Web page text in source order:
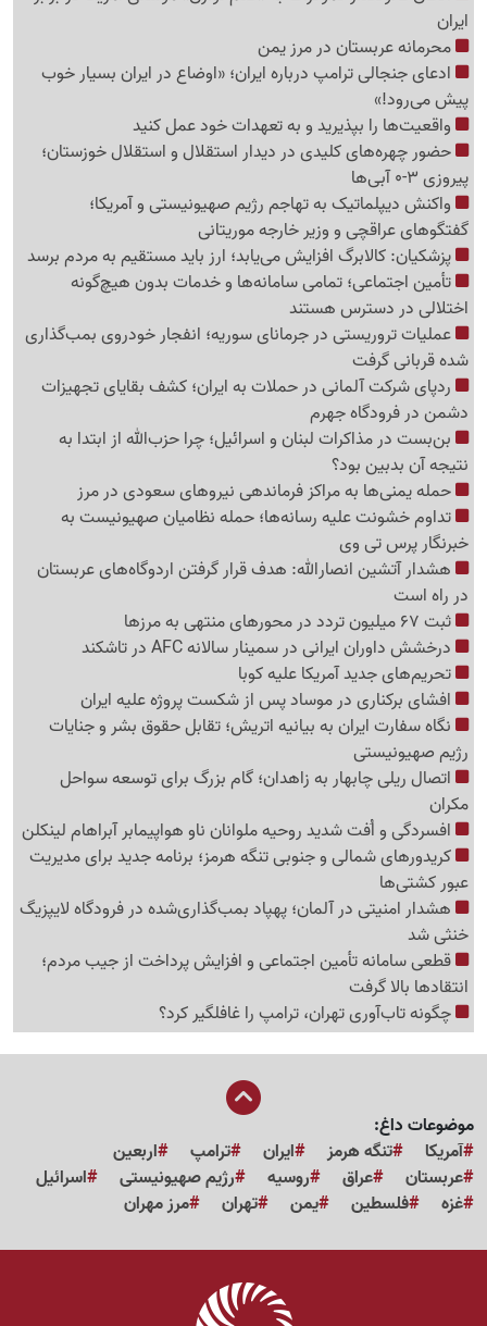
ایران
محرمانه عربستان در مرز یمن
ادعای جنجالی ترامپ درباره ایران؛ «اوضاع در ایران بسیار خوب
پیش می‌رود!»
واقعیت‌ها را بپذیرید و به تعهدات خود عمل کنید
حضور چهره‌های کلیدی در دیدار استقلال و استقلال خوزستان؛
پیروزی 3-0 آبی‌ها
واکنش دیپلماتیک به تهاجم رژیم صهیونیستی و آمریکا؛
گفتگوهای عراقچی و وزیر خارجه موریتانی
پزشکیان: کالابرگ افزایش می‌یابد؛ ارز باید مستقیم به مردم برسد
تأمین اجتماعی؛ تمامی سامانه‌ها و خدمات بدون هیچ‌گونه
اختلالی در دسترس هستند
عملیات تروریستی در جرمانای سوریه؛ انفجار خودروی بمب‌گذاری
شده قربانی گرفت
ردپای شرکت آلمانی در حملات به ایران؛ کشف بقایای تجهیزات
دشمن در فرودگاه جهرم
بن‌بست در مذاکرات لبنان و اسرائیل؛ چرا حزب‌الله از ابتدا به
نتیجه آن بدبین بود؟
حمله یمنی‌ها به مراکز فرماندهی نیروهای سعودی در مرز
تداوم خشونت علیه رسانه‌ها؛ حمله نظامیان صهیونیست به
خبرنگار پرس تی وی
هشدار آتشین انصارالله: هدف قرار گرفتن اردوگاه‌های عربستان
در راه است
ثبت 67 میلیون تردد در محورهای منتهی به مرزها
درخشش داوران ایرانی در سمینار سالانه AFC در تاشکند
تحریم‌های جدید آمریکا علیه کوبا
افشای برکناری در موساد پس از شکست پروژه علیه ایران
نگاه سفارت ایران به بیانیه اتریش؛ تقابل حقوق بشر و جنایات
رژیم صهیونیستی
اتصال ریلی چابهار به زاهدان؛ گام بزرگ برای توسعه سواحل
مکران
افسردگی و اُفت شدید روحیه ملوانان ناو هواپیمابر آبراهام لینکلن
کریدورهای شمالی و جنوبی تنگه هرمز؛ برنامه جدید برای مدیریت
عبور کشتی‌ها
هشدار امنیتی در آلمان؛ پهپاد بمب‌گذاری‌شده در فرودگاه لایپزیگ
خنثی شد
قطعی سامانه تأمین اجتماعی و افزایش پرداخت از جیب مردم؛
انتقادها بالا گرفت
چگونه تاب‌آوری تهران، ترامپ را غافلگیر کرد؟
موضوعات داغ:
آمریکا
تنگه هرمز ایران ترامپ
اربعین
عربستان
عراق روسیه رژیم صهیونیستی
اسرائیل
غزه
فلسطین یمن تهران مرز مهران